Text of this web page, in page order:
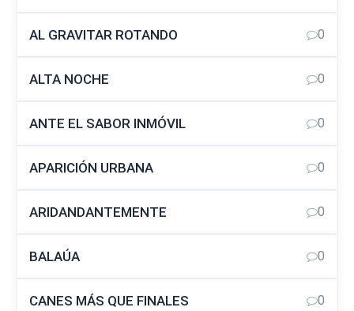
AL GRAVITAR ROTANDO 0
ALTA NOCHE 0
ANTE EL SABOR INMÓVIL 0
APARICIÓN URBANA 0
ARIDANDANTEMENTE 0
BALAÚA 0
CANES MÁS QUE FINALES 0